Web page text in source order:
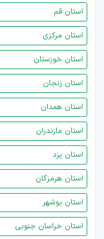
استان قم
استان مرکزی
استان خوزستان
استان زنجان
استان همدان
استان مازندران
استان یزد
استان هرمزگان
استان بوشهر
استان خراسان جنوبی